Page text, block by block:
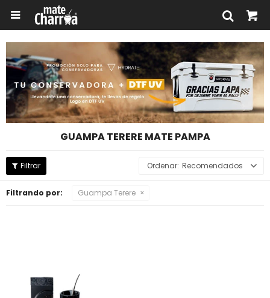

GUAMPA TERERE MATE PAMPA
Recomendados
Filtrando por: Guampa Terere